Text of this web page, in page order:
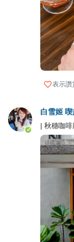
表示讚
白雪姬
| 秋穗咖